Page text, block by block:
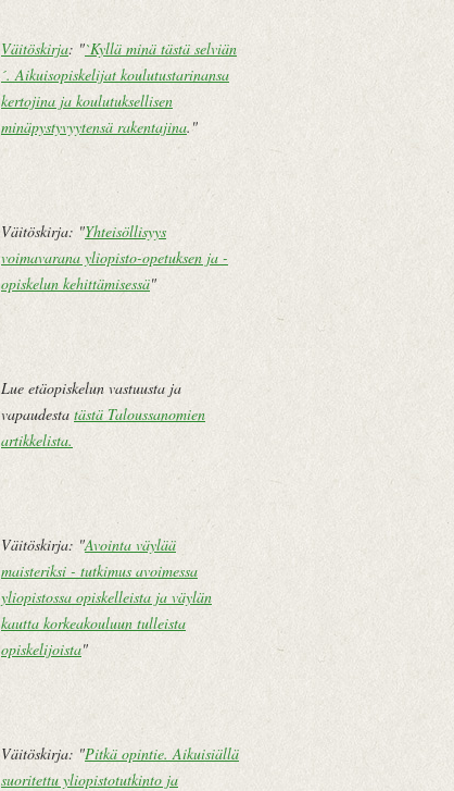
Väitöskirja: "`Kyllä minä tästä selviän
´. Aikuisopiskelijat koulutustarinansa
kertojina ja koulutuksellisen
minäpystyvyytensä rakentajina."
Väitöskirja: "Yhteisöllisyys
voimavarana yliopisto-opetuksen ja -
opiskelun kehittämisessä"
Lue etäopiskelun vastuusta ja
vapaudesta tästä Taloussanomien
artikkelista.
Väitöskirja: "Avointa väylää
maisteriksi - tutkimus avoimessa
yliopistossa opiskelleista ja väylän
kautta korkeakouluun tulleista
opiskelijoista"
Väitöskirja: "Pitkä opintie. Aikuisiällä
suoritettu yliopistotutkinto ja